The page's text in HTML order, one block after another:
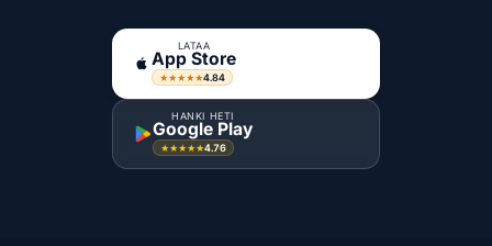
LATAA
App Store
★★★★★4.84
HANKI HETI
Google Play
★★★★★4.76